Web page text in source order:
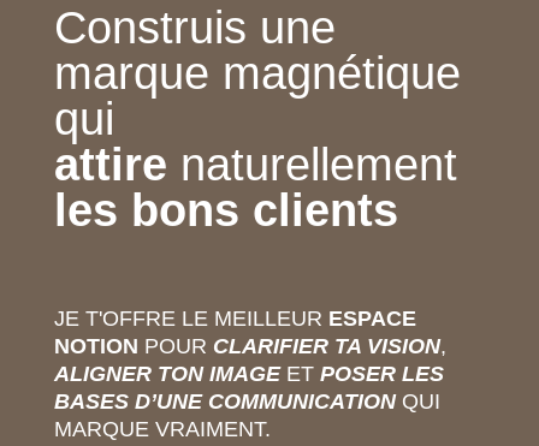
Construis une
marque magnétique
qui
attire naturellement
les bons clients
JE T'OFFRE LE MEILLEUR ESPACE
NOTION POUR CLARIFIER TA VISION,
ALIGNER TON IMAGEETPOSER LES
BASES D’UNE COMMUNICATIONQUI
MARQUE VRAIMENT.